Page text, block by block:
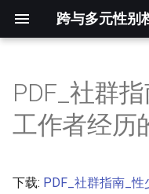
跨与多元性别
开
摘要
PDF_社群
工作者经历
下载: PDF_社群指南_